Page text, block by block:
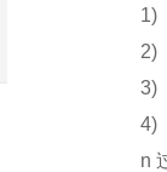
1) 自
2) 自动
3) 自
4) 五
n 过电